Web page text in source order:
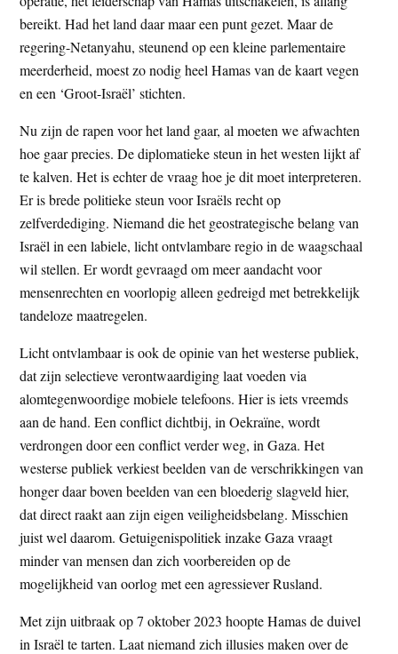
t
e
e
s
i
t
bereikt. Had het land daar maar een punt gezet. Maar de
regering-Netanyahu, steunend op een kleine parlementaire
meerderheid, moest zo nodig heel Hamas van de kaart vegen
en een ‘Groot-Israël’ stichten.
Nu zijn de rapen voor het land gaar, al moeten we afwachten
hoe gaar precies. De diplomatieke steun in het westen lijkt af
te kalven. Het is echter de vraag hoe je dit moet interpreteren.
Er is brede politieke steun voor Israëls recht op
zelfverdediging. Niemand die het geostrategische belang van
Israël in een labiele, licht ontvlambare regio in de waagschaal
wil stellen. Er wordt gevraagd om meer aandacht voor
mensenrechten en voorlopig alleen gedreigd met betrekkelijk
tandeloze maatregelen.
Licht ontvlambaar is ook de opinie van het westerse publiek,
dat zijn selectieve verontwaardiging laat voeden via
alomtegenwoordige mobiele telefoons. Hier is iets vreemds
aan de hand. Een conflict dichtbij, in Oekraïne, wordt
verdrongen door een conflict verder weg, in Gaza. Het
westerse publiek verkiest beelden van de verschrikkingen van
honger daar boven beelden van een bloederig slagveld hier,
dat direct raakt aan zijn eigen veiligheidsbelang. Misschien
juist wel daarom. Getuigenispolitiek inzake Gaza vraagt
minder van mensen dan zich voorbereiden op de
mogelijkheid van oorlog met een agressiever Rusland.
Met zijn uitbraak op 7 oktober 2023 hoopte Hamas de duivel
in Israël te tarten. Laat niemand zich illusies maken over de